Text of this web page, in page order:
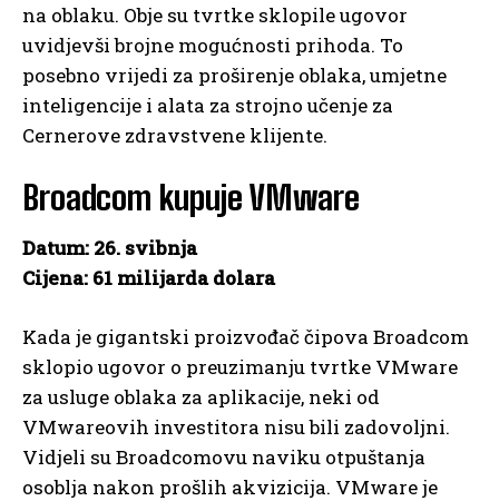
na oblaku. Obje su tvrtke sklopile ugovor
uvidjevši brojne mogućnosti prihoda. To
posebno vrijedi za proširenje oblaka, umjetne
inteligencije i alata za strojno učenje za
Cernerove zdravstvene klijente.
Broadcom kupuje VMware
Datum: 26. svibnja
Cijena: 61 milijarda dolara
Kada je gigantski proizvođač čipova Broadcom
sklopio ugovor o preuzimanju tvrtke VMware
za usluge oblaka za aplikacije, neki od
VMwareovih investitora nisu bili zadovoljni.
Vidjeli su Broadcomovu naviku otpuštanja
osoblja nakon prošlih akvizicija. VMware je